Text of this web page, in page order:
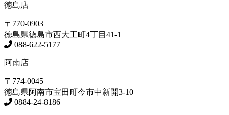
徳島店
〒770-0903
徳島県徳島市西大工町4丁目41-1
088-622-5177
阿南店
〒774-0045
徳島県阿南市宝田町今市中新開3-10
0884-24-8186